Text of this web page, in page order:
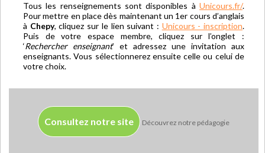
Tous les renseignements sont disponibles à Unicours.fr/.
Pour mettre en place dès maintenant un 1er cours d’anglais
à Chepy, cliquez sur le lien suivant : Unicours - inscription.
Puis de votre espace membre, cliquez sur l’onglet :
‘Rechercher enseignant’ et adressez une invitation aux
enseignants. Vous sélectionnerez ensuite celle ou celui de
votre choix.
Consultez notre site Découvrez notre pédagogie